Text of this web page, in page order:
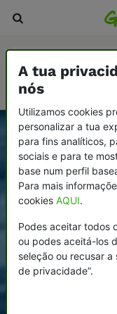
Oceanos
A tua
nós
Utilizamos cookies
personalizar a tua
para fins analíticos,
sociais e para te
base num perfil
Para mais
cookies AQUI.
Podes aceitar todos
ou podes aceitá-los
seleção ou recusar
de privacidade”.